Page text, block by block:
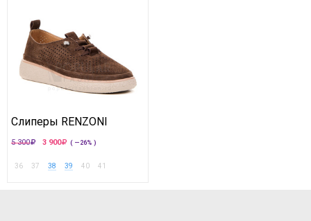
Слиперы RENZONI
5 300 3 900 ( —26% )
36 37 38 39 40 41